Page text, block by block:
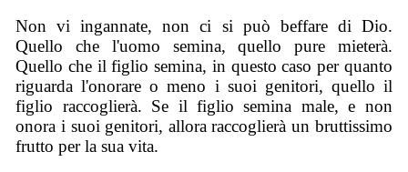
Non vi ingannate, non ci si può beffare di Dio.
Quello che l'uomo semina, quello pure mieterà.
Quello che il figlio semina, in questo caso per quanto
riguarda l'onorare o meno i suoi genitori, quello il
figlio raccoglierà. Se il figlio semina male, e non
onora i suoi genitori, allora raccoglierà un bruttissimo
frutto per la sua vita.